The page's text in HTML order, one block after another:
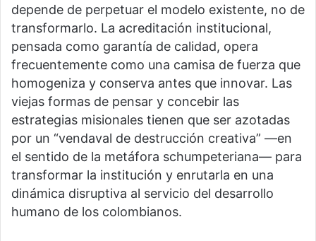
depende de perpetuar el modelo existente, no de
transformarlo. La acreditación institucional,
pensada como garantía de calidad, opera
frecuentemente como una camisa de fuerza que
homogeniza y conserva antes que innovar. Las
viejas formas de pensar y concebir las
estrategias misionales tienen que ser azotadas
por un “vendaval de destrucción creativa” —en
el sentido de la metáfora schumpeteriana— para
transformar la institución y enrutarla en una
dinámica disruptiva al servicio del desarrollo
humano de los colombianos.